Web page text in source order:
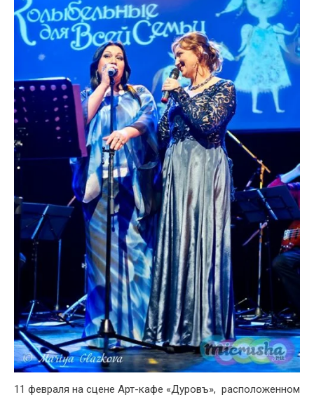
11 февраля на сцене Арт-кафе «Дуровъ», расположенном